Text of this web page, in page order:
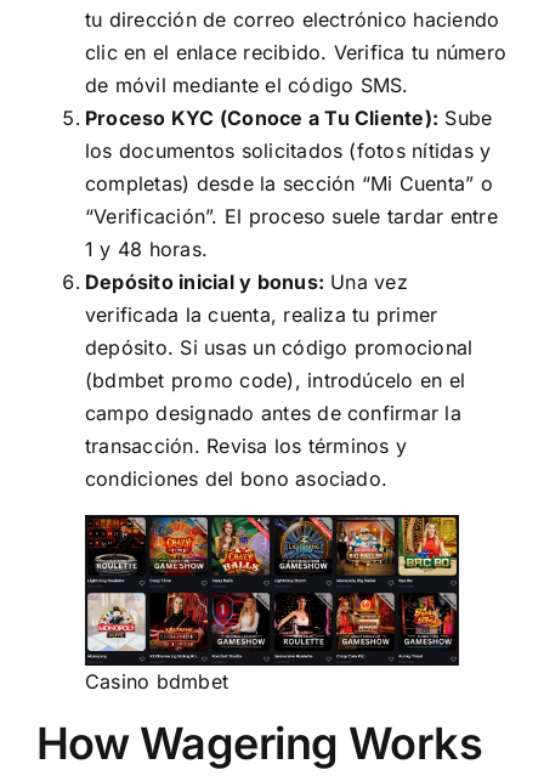
tu dirección de correo electrónico haciendo
clic en el enlace recibido. Verifica tu número
de móvil mediante el código SMS.
Proceso KYC (Conoce a Tu Cliente): Sube
los documentos solicitados (fotos nítidas y
completas) desde la sección “Mi Cuenta” o
“Verificación”. El proceso suele tardar entre
1 y 48 horas.
Depósito inicial y bonus: Una vez
verificada la cuenta, realiza tu primer
depósito. Si usas un código promocional
(bdmbet promo code), introdúcelo en el
campo designado antes de confirmar la
transacción. Revisa los términos y
condiciones del bono asociado.
Casino bdmbet
How Wagering Works